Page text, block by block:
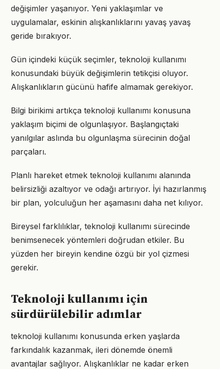
değişimler yaşanıyor. Yeni yaklaşımlar ve
uygulamalar, eskinin alışkanlıklarını yavaş yavaş
geride bırakıyor.
Gün içindeki küçük seçimler, teknoloji kullanımı
konusundaki büyük değişimlerin tetikçisi oluyor.
Alışkanlıkların gücünü hafife almamak gerekiyor.
Bilgi birikimi artıkça teknoloji kullanımı konusuna
yaklaşım biçimi de olgunlaşıyor. Başlangıçtaki
yanılgılar aslında bu olgunlaşma sürecinin doğal
parçaları.
Planlı hareket etmek teknoloji kullanımı alanında
belirsizliği azaltıyor ve odağı artırıyor. İyi hazırlanmış
bir plan, yolculuğun her aşamasını daha net kılıyor.
Bireysel farklılıklar, teknoloji kullanımı sürecinde
benimsenecek yöntemleri doğrudan etkiler. Bu
yüzden her bireyin kendine özgü bir yol çizmesi
gerekir.
Teknoloji kullanımı için
sürdürülebilir adımlar
teknoloji kullanımı konusunda erken yaşlarda
farkındalık kazanmak, ileri dönemde önemli
avantajlar sağlıyor. Alışkanlıklar ne kadar erken